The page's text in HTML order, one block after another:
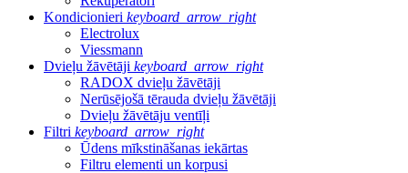
Kondicionieri keyboard_arrow_right
Electrolux
Viessmann
Dvieļu žāvētāji keyboard_arrow_right
RADOX dvieļu žāvētāji
Nerūsējošā tērauda dvieļu žāvētāji
Dvieļu žāvētāju ventīļi
Filtri keyboard_arrow_right
Ūdens mīkstināšanas iekārtas
Filtru elementi un korpusi